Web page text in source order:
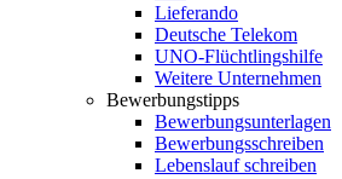
Lieferando
Deutsche Telekom
UNO-Flüchtlingshilfe
Weitere Unternehmen
Bewerbungstipps
Bewerbungsunterlagen
Bewerbungsschreiben
Lebenslauf schreiben